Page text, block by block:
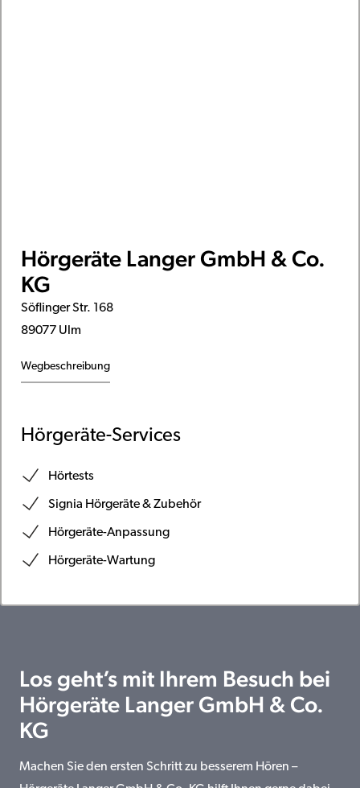
Hörgeräte Langer GmbH & Co.
KG
Söflinger Str. 168
89077 Ulm
Wegbeschreibung
Hörgeräte-Services
Hörtests
Signia Hörgeräte & Zubehör
Hörgeräte-Anpassung
Hörgeräte-Wartung
Los geht’s mit Ihrem Besuch bei
Hörgeräte Langer GmbH & Co.
KG
Machen Sie den ersten Schritt zu besserem Hören –